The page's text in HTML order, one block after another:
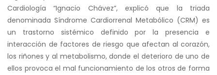
Cardiología “Ignacio Chávez”, explicó que la triada
denominada Síndrome Cardiorrenal Metabólico (CRM) es
un trastorno sistémico definido por la presencia e
interacción de factores de riesgo que afectan al corazón,
los riñones y al metabolismo, donde el deterioro de uno de
ellos provoca el mal funcionamiento de los otros de forma